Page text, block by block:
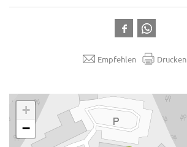
Empfehlen Drucken
+
−